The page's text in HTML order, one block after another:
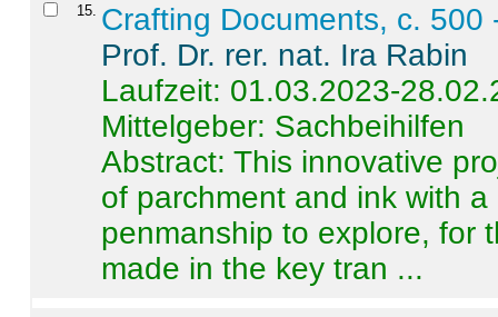
15 Crafting Documents, c. 500
Prof. Dr. rer. nat. Ira Rabin
Laufzeit: 01.03.2023-
Mittelgeber: Sachbeihilfen
Abstract:This innovative
of parchment and ink with
penmanship to explore, for
made in the key tran ...